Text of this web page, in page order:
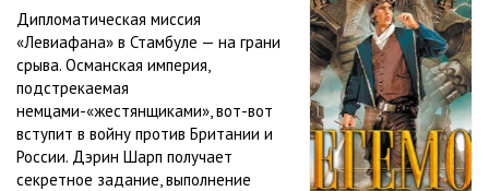
Дипломатическая миссия
«Левиафана» в Стамбуле — на грани
срыва. Османская империя,
подстрекаемая
немцами-«жестянщиками», вот-вот
вступит в войну против Британии и
России. Дэрин Шарп получает
секретное задание, выполнение